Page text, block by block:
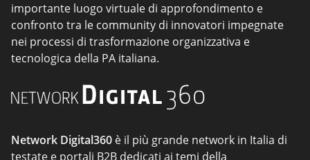
importante luogo virtuale di approfondimento e
confronto tra le community di innovatori impegnate
nei processi di trasformazione organizzativa e
tecnologica della PA italiana.
Network Digital360 è il più grande network in Italia di
testate e portali B2B dedicati ai temi della